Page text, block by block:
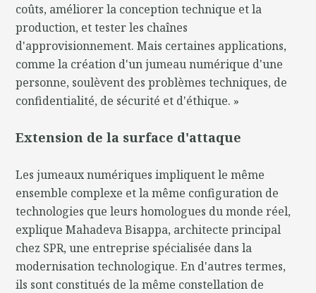
coûts, améliorer la conception technique et la
production, et tester les chaînes
d'approvisionnement. Mais certaines applications,
comme la création d'un jumeau numérique d'une
personne, soulèvent des problèmes techniques, de
confidentialité, de sécurité et d'éthique. »
Extension de la surface d'attaque
Les jumeaux numériques impliquent le même
ensemble complexe et la même configuration de
technologies que leurs homologues du monde réel,
explique Mahadeva Bisappa, architecte principal
chez SPR, une entreprise spécialisée dans la
modernisation technologique. En d'autres termes,
ils sont constitués de la même constellation de